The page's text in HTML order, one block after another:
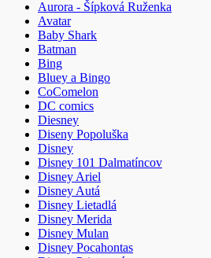
Aurora - Šípková Ruženka
Avatar
Baby Shark
Batman
Bing
Bluey a Bingo
CoComelon
DC comics
Diesney
Diseny Popoluška
Disney
Disney 101 Dalmatíncov
Disney Ariel
Disney Autá
Disney Lietadlá
Disney Merida
Disney Mulan
Disney Pocahontas